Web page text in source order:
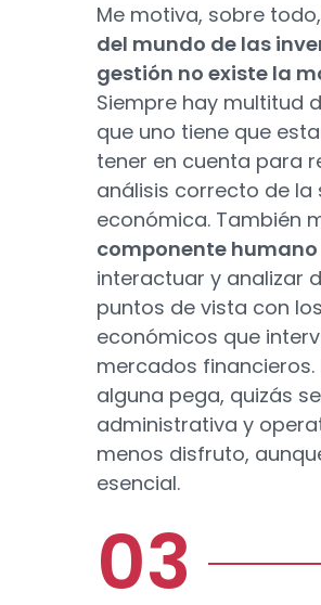
Me motiva, sobre
del mundo de las
gestión no existe la
Siempre hay multitud
que uno tiene que
tener en cuenta para
análisis correcto de la
económica. También
componente humano
interactuar y analizar
puntos de vista con
económicos que
mercados financieros.
alguna pega, quizás
administrativa y
menos disfruto,
esencial.